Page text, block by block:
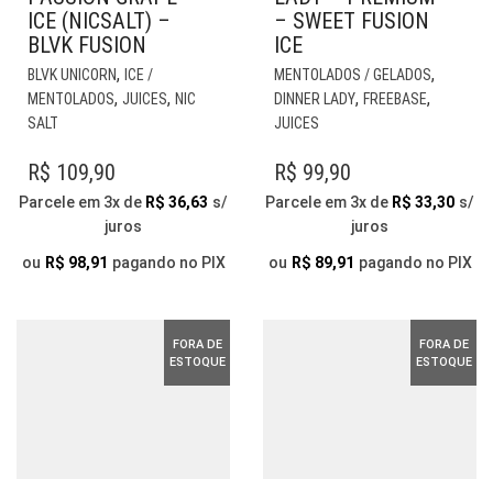
ICE (NICSALT) –
BLVK FUSION
BLVK UNICORN, ICE /
MENTOLADOS, JUICES, NIC
SALT
PRODUTO
VARIANTES.
OPÇÕES
SER
DO
PRODUTO
R$ 109,90
Parcele em 3x de R$ 36,63 s/
juros
ou R$ 98,91 pagando no PIX
– SWEET FUSION
ICE
MENTOLADOS / GELADOS,
DINNER LADY, FREEBASE,
JUICES
SER
DO
R$ 99,90
Parcele em 3x de R$ 33,30 s/
juros
ou R$ 89,91 pagando no PIX
FORA DE
ESTOQUE
FORA DE
ESTOQUE